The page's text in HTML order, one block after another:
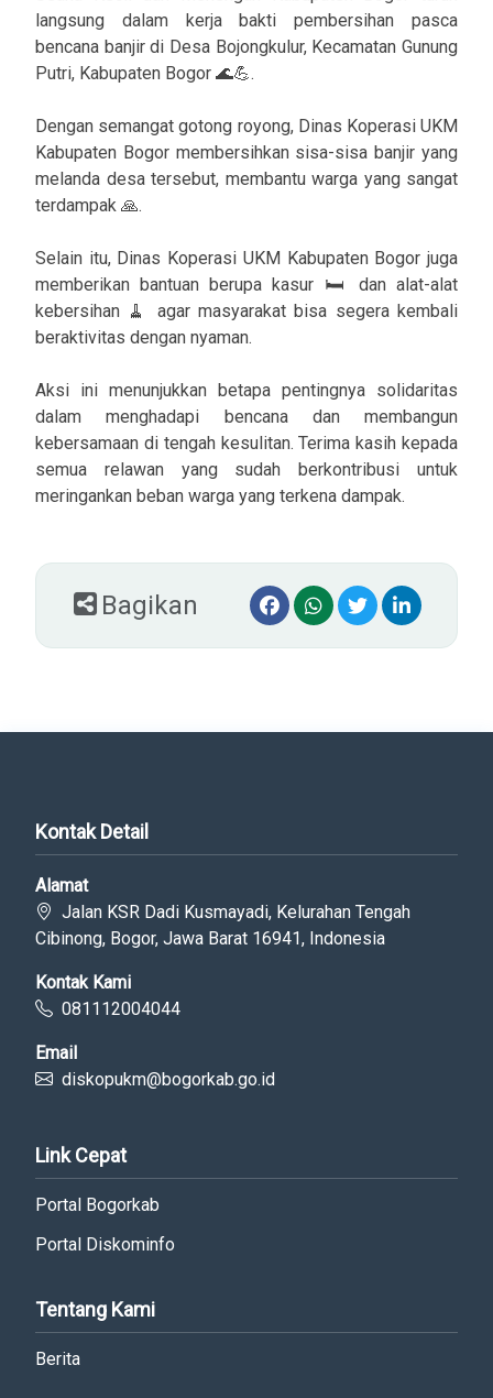
langsung dalam kerja bakti pembersihan pasca
bencana banjir di Desa Bojongkulur, Kecamatan Gunung
Putri, Kabupaten Bogor 🌊💪.
Dengan semangat gotong royong, Dinas Koperasi UKM
Kabupaten Bogor membersihkan sisa-sisa banjir yang
melanda desa tersebut, membantu warga yang sangat
terdampak 🙏.
Selain itu, Dinas Koperasi UKM Kabupaten Bogor juga
memberikan bantuan berupa kasur 🛏️ dan alat-alat
kebersihan 🧹 agar masyarakat bisa segera kembali
beraktivitas dengan nyaman.
Aksi ini menunjukkan betapa pentingnya solidaritas
dalam menghadapi bencana dan membangun
kebersamaan di tengah kesulitan. Terima kasih kepada
semua relawan yang sudah berkontribusi untuk
meringankan beban warga yang terkena dampak.
Bagikan
Kontak Detail
Alamat
Jalan KSR Dadi Kusmayadi, Kelurahan Tengah
Cibinong, Bogor, Jawa Barat 16941, Indonesia
Kontak Kami
081112004044
Email
diskopukm@bogorkab.go.id
Link Cepat
Portal Bogorkab
Portal Diskominfo
Tentang Kami
Berita